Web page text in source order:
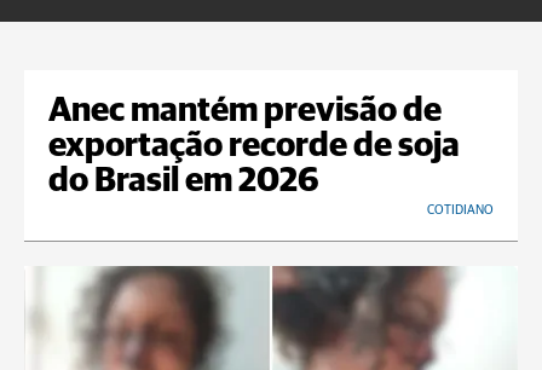
Anec mantém previsão de
exportação recorde de soja
do Brasil em 2026
COTIDIANO